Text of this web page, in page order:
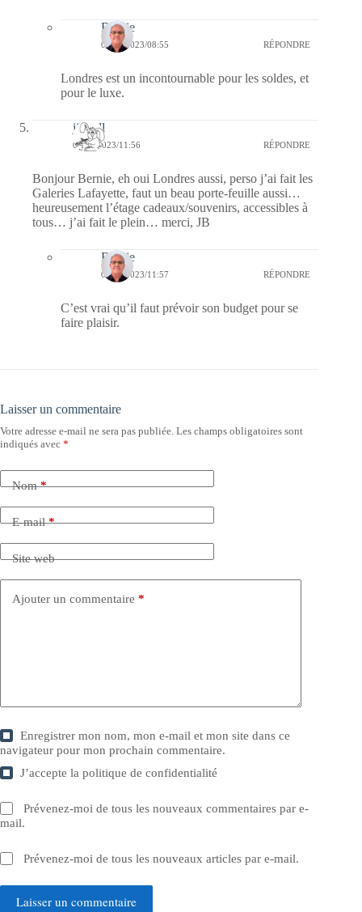
Bernie
07/09/2023/08:55 RÉPONDRE
Londres est un incontournable pour les soldes, et
pour le luxe.
jill bill
06/09/2023/11:56 RÉPONDRE
Bonjour Bernie, eh oui Londres aussi, perso j’ai fait les
Galeries Lafayette, faut un beau porte-feuille aussi…
heureusement l’étage cadeaux/souvenirs, accessibles à
tous… j’ai fait le plein… merci, JB
Bernie
06/09/2023/11:57 RÉPONDRE
C’est vrai qu’il faut prévoir son budget pour se
faire plaisir.
Laisser un commentaire
Votre adresse e-mail ne sera pas publiée. Les champs obligatoires sont
indiqués avec *
Nom*
E-mail*
Site web
Ajouter un commentaire *
Enregistrer mon nom, mon e-mail et mon site dans ce
navigateur pour mon prochain commentaire.
J’accepte lapolitique de confidentialité
Prévenez-moi de tous les nouveaux commentaires par e-
mail.
Prévenez-moi de tous les nouveaux articles par e-mail.
Laisser un commentaire